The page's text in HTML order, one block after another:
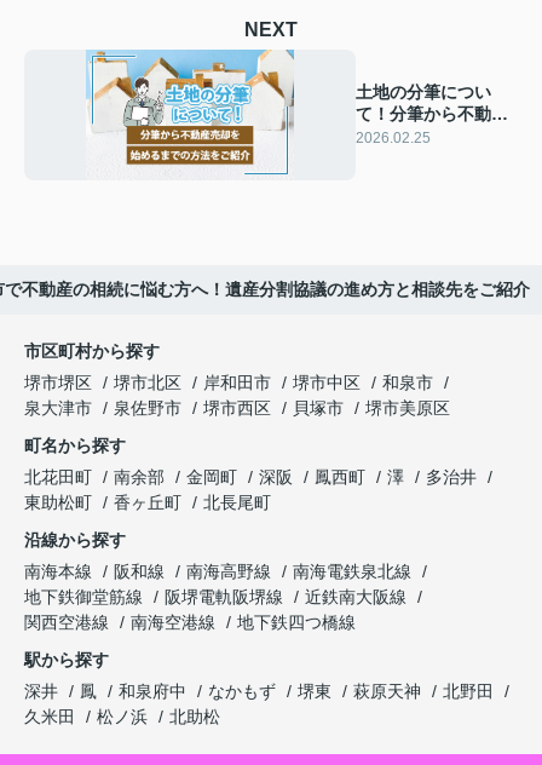
NEXT
土地の分筆につい
て！分筆から不動産
売却を始めるまでの
2026.02.25
で不動産の相続に悩む方へ！遺産分割協議の進め方と相談先をご紹介
市区町村から探す
堺市堺区
堺市北区 岸和田市 堺市中区
和泉市
泉大津市
泉佐野市 堺市西区 貝塚市
堺市美原区
町名から探す
北花田町
南余部 金岡町 深阪 鳳西町 澤
多治井
東助松町
香ヶ丘町
北長尾町
沿線から探す
南海本線
阪和線 南海高野線
南海電鉄泉北線
地下鉄御堂筋線
阪堺電軌阪堺線
近鉄南大阪線
関西空港線
南海空港線
地下鉄四つ橋線
駅から探す
深井
鳳 和泉府中 なかもず 堺東 萩原天神
北野田
久米田
松ノ浜 北助松